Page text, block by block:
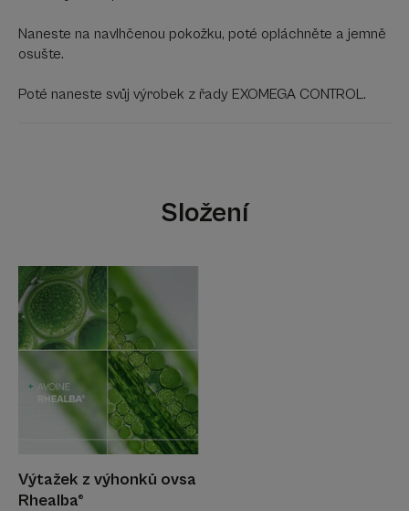
Naneste na navlhčenou pokožku, poté opláchněte a jemně
osušte.
Poté naneste svůj výrobek z řady EXOMEGA CONTROL.
Složení
Výtažek z výhonků ovsa
Rhealba®